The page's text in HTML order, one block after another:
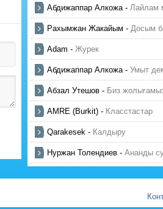
Абдижаппар Алкожа- Лайлам
Рахымжан Жакайым - Досым
Adam - Журек
Абдижаппар Алкожа- Умыт
Абзал Утешов - Биз
AMRE (Burkit) - Класстастар
Qarakesek - Калдыру
Нуржан Толендиев - Ананды